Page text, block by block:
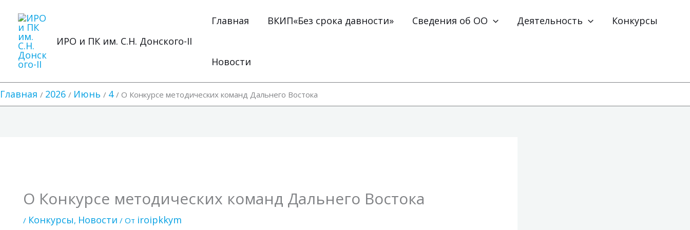
содержимому
ИРО и ПК им. С.Н. Донского-II
Главная ВКИП«Без срока давности» Сведения об ОО Деятельность Конкурсы
Новости
Главная 2026 Июнь 4 О Конкурсе методических команд Дальнего Востока
О Конкурсе методических команд Дальнего Востока
/ Конкурсы, Новости / От iroipkkym